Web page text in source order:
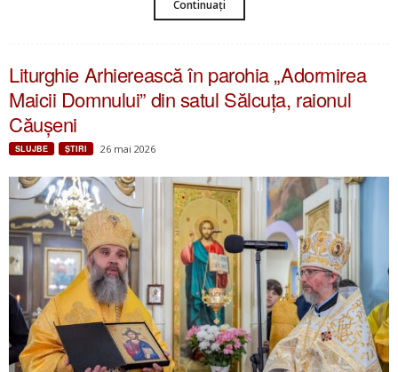
Continuați
Liturghie Arhierească în parohia „Adormirea
Maicii Domnului” din satul Sălcuța, raionul
Căușeni
SLUJBE ŞTIRI 26 mai 2026